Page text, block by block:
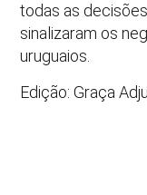
todas as
sinalizaram os
uruguaios.
Edição: Graça